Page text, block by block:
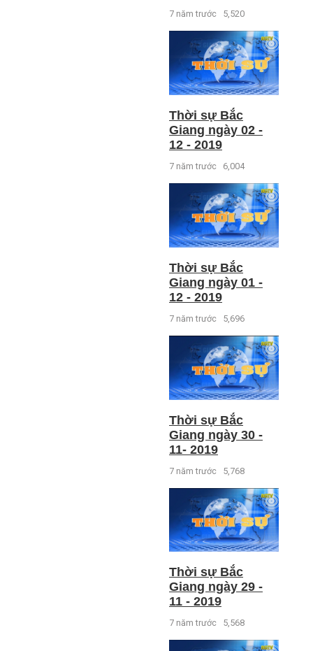
7 năm trước 5,520
Thời sự Bắc
Giang ngày 02 -
12 - 2019
7 năm trước 6,004
Thời sự Bắc
Giang ngày 01 -
12 - 2019
7 năm trước 5,696
Thời sự Bắc
Giang ngày 30 -
11- 2019
7 năm trước 5,768
Thời sự Bắc
Giang ngày 29 -
11 - 2019
7 năm trước 5,568